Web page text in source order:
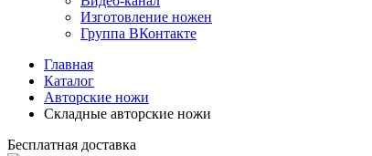
Изготовление ножен
Группа ВКонтакте
Главная
Каталог
Авторские ножи
Складные авторские ножи
Бесплатная доставка